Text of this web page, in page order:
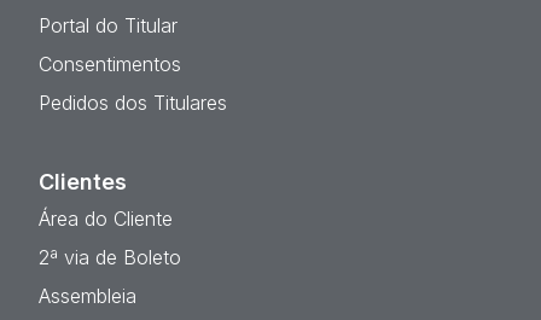
Portal do Titular
Consentimentos
Pedidos dos Titulares
Clientes
Área do Cliente
2ª via de Boleto
Assembleia